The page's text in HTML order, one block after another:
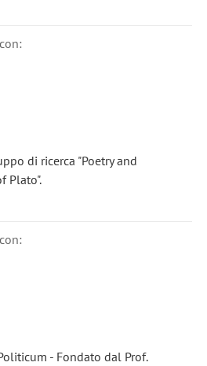
di ricerca "Poetry and
Plato".
- Fondato dal Prof.